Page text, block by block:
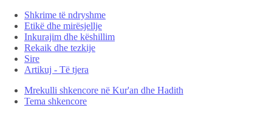
Shkrime të ndryshme
Etikë dhe mirësjellje
Inkurajim dhe këshillim
Rekaik dhe tezkije
Sire
Artikuj - Të tjera
Mrekulli shkencore në Kur'an dhe Hadith
Tema shkencore